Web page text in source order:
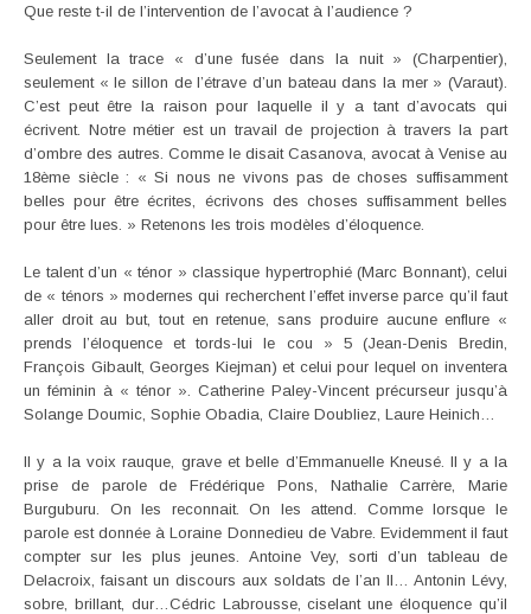
Que reste t-il de l’intervention de l’avocat à l’audience ?
Seulement la trace « d’une fusée dans la nuit » (Charpentier),
seulement « le sillon de l’étrave d’un bateau dans la mer » (Varaut).
C’est peut être la raison pour laquelle il y a tant d’avocats qui
écrivent. Notre métier est un travail de projection à travers la part
d’ombre des autres. Comme le disait Casanova, avocat à Venise au
18ème siècle : « Si nous ne vivons pas de choses suffisamment
belles pour être écrites, écrivons des choses suffisamment belles
pour être lues. » Retenons les trois modèles d’éloquence.
Le talent d’un « ténor » classique hypertrophié (Marc Bonnant), celui
de « ténors » modernes qui recherchent l’effet inverse parce qu’il faut
aller droit au but, tout en retenue, sans produire aucune enflure «
prends l’éloquence et tords-lui le cou » 5 (Jean-Denis Bredin,
François Gibault, Georges Kiejman) et celui pour lequel on inventera
un féminin à « ténor ». Catherine Paley-Vincent précurseur jusqu’à
Solange Doumic, Sophie Obadia, Claire Doubliez, Laure Heinich…
Il y a la voix rauque, grave et belle d’Emmanuelle Kneusé. Il y a la
prise de parole de Frédérique Pons, Nathalie Carrère, Marie
Burguburu. On les reconnait. On les attend. Comme lorsque le
parole est donnée à Loraine Donnedieu de Vabre. Evidemment il faut
compter sur les plus jeunes. Antoine Vey, sorti d’un tableau de
Delacroix, faisant un discours aux soldats de l’an II… Antonin Lévy,
sobre, brillant, dur…Cédric Labrousse, ciselant une éloquence qu’il